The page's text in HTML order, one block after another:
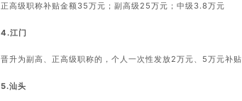
正高级职称补贴金额35万元；副高级25万元；中级3.8万元
4.江门
晋升为副高、正高级职称的，个人一次性发放2万元、5万元补贴
5.汕头